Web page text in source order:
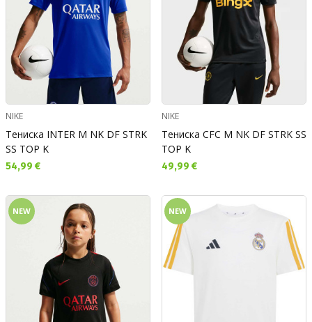
NIKE
Тениска INTER M NK DF STRK
SS TOP K
Текуща цена:
54,99 €
NIKE
Тениска CFC M NK DF STRK SS
TOP K
Текуща цена:
49,99 €
NEW NEW